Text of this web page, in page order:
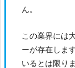
ん。
この業界には
ーが存在しま
いるとは限り